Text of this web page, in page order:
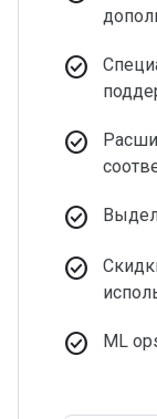
check_circle
check_circle
check_circle
check_circle
check_circle ML